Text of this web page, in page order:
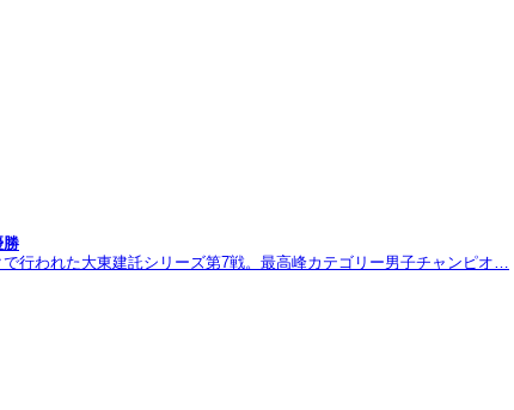
勝
行われた大東建託シリーズ第7戦。最高峰カテゴリー男子チャンピオ…